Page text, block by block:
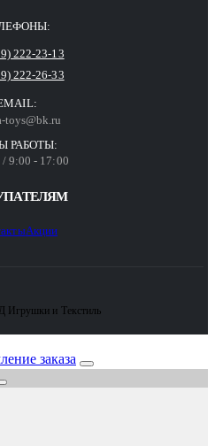
222-23-13
222-26-33
toys@bk.ru
РАБОТЫ:
9:00 - 17:00
Акции
Игрушки и Текстиль
заказа